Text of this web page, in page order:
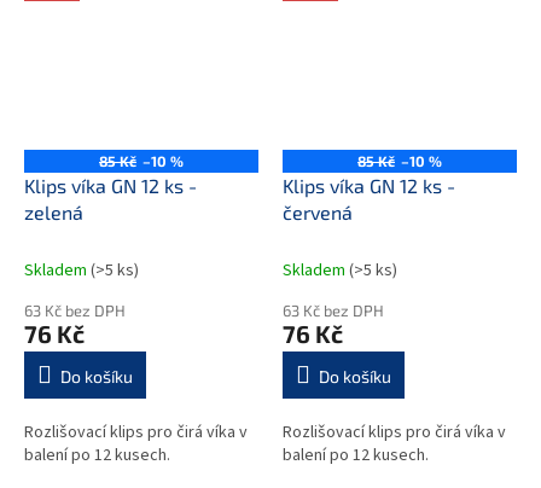
85 Kč –10 %
Klips víka GN 12 ks -
zelená
Skladem (>5 ks)
63 Kč bez DPH
76 Kč
Do košíku
Rozlišovací klips pro čirá víka v
balení po 12 kusech.
85 Kč –10 %
Klips víka GN 12 ks -
červená
Skladem (>5 ks)
63 Kč bez DPH
76 Kč
Do košíku
Rozlišovací klips pro čirá víka v
balení po 12 kusech.